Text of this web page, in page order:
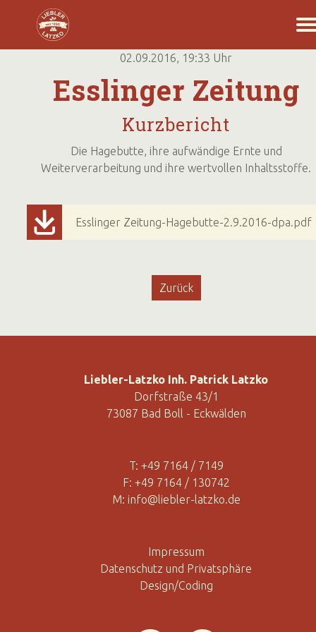
02.09.2016, 19:33 Uhr
Esslinger Zeitung
Kurzbericht
Die Hagebutte, ihre aufwändige Ernte und
Weiterverarbeitung und ihre wertvollen Inhaltsstoffe.
Esslinger Zeitung-Hagebutte-2.9.2016-dpa.pdf
Zurück
Liebler-Latzko Inh. Patrick Latzko
Dorfstraße 43/1
73087 Bad Boll - Eckwälden
T: +49 7164 / 7149
F: +49 7164 / 130742
M: info@liebler-latzko.de
Impressum
Datenschutz und Privatsphäre
Design/Coding